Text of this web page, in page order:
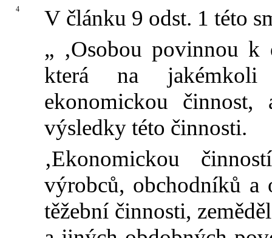
4
V článku 9 odst. 1 této
„ ‚Osobou povinnou k
která na jakémkoli
ekonomickou
výsledky této činnosti.
‚Ekonomickou
výrobců, obchodníků a
těžební činnosti,